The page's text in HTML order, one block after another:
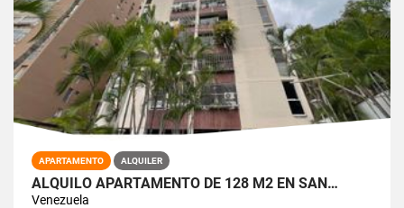
APARTAMENTO ALQUILER
ALQUILO APARTAMENTO DE 128 M2 EN SAN…
Venezuela